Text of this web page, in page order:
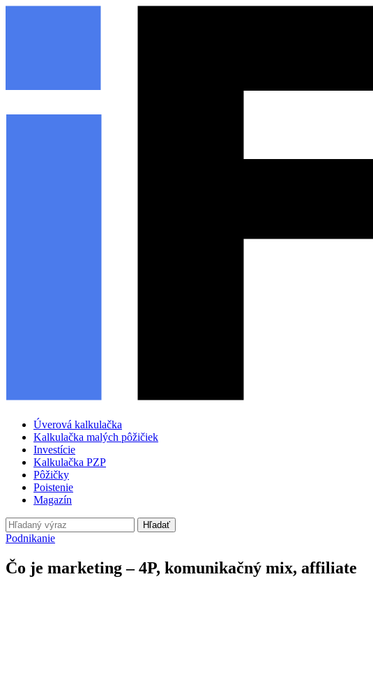
Úverová kalkulačka
Kalkulačka malých pôžičiek
Investície
Kalkulačka PZP
Pôžičky
Poistenie
Magazín
Hľadať
Podnikanie
Čo je marketing – 4P, komunikačný mix, affiliate